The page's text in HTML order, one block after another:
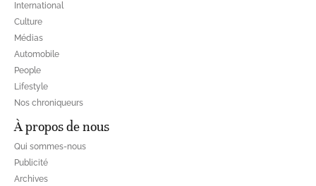
International
Culture
Médias
Automobile
People
Lifestyle
Nos chroniqueurs
À propos de nous
Qui sommes-nous
Publicité
Archives